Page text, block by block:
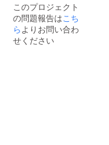
たしま
す。
ズのお
写真を
作成し
発送致
しま
持して
A2サイ
ズに合
わせま
すの
このプロジェクト
の問題報告はこち
らよりお問い合わ
せください